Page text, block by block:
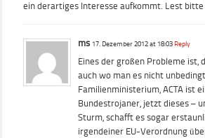
ein derartiges Interesse aufkommt. Lest
ms 17. Dezember 2012 at 18:03 Reply
Eines der großen Probleme ist,
auch wo man es nicht
Familienministerium, ACTA ist
Bundestrojaner, jetzt dieses –
Sturm, schafft es sogar
irgendeiner EU-Verordnung